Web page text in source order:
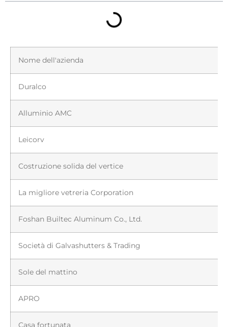
Nome dell'azienda
Duralco
Alluminio AMC
Leicorv
Costruzione solida del vertice
La migliore vetreria Corporation
Foshan Builtec Aluminum Co., Ltd.
Società di Galvashutters & Trading
Sole del mattino
APRO
Casa fortunata